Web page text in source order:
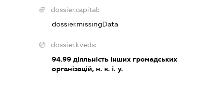
dossier.capital:
dossier.missingData
dossier.kveds:
94.99діяльність інших громадських
організацій, н. в. і. у.